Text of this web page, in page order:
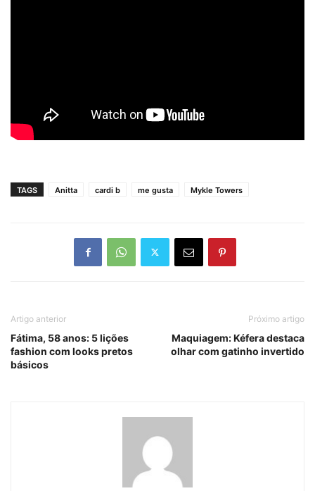
TAGS Anitta cardi b me gusta Mykle Towers
Artigo anterior
Fátima, 58 anos: 5 lições
fashion com looks pretos
básicos
Próximo artigo
Maquiagem: Kéfera destaca
olhar com gatinho invertido